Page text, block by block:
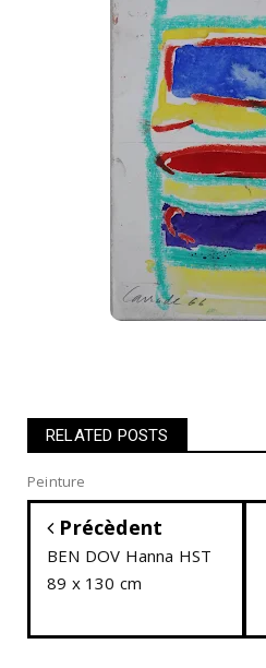
RELATED POSTS
Peinture
Précèdent
BEN DOV Hanna HST
89 x 130 cm